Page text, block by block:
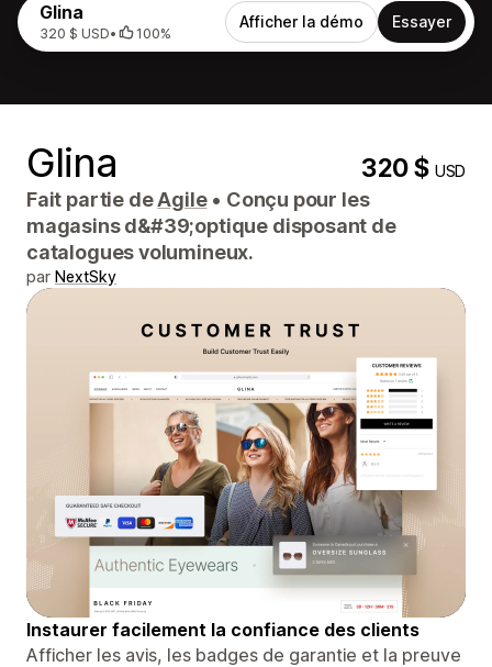
Glina
320 $ USD• 100%
Afficher la démo Essayer
Glina 320 $USD
Fait partie deAgile • Conçu pour les
magasins d&#39;optique disposant de
catalogues volumineux.
par NextSky
Instaurer facilement la confiance des clients
Afficher les avis, les badges de garantie et la preuve